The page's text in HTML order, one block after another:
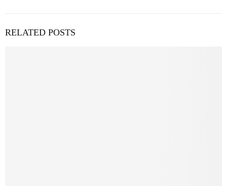
RELATED POSTS